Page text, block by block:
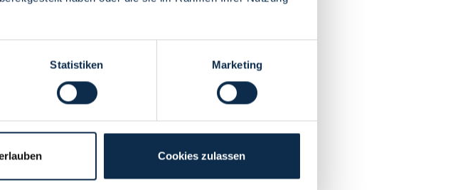
Statistiken Marketing
Cookies zulassen